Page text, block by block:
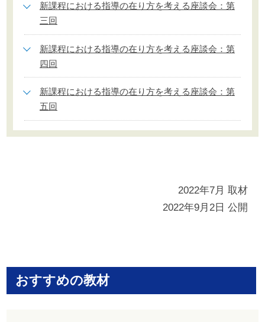
新課程における指導の在り方を考える座談会：第
三回
新課程における指導の在り方を考える座談会：第
四回
新課程における指導の在り方を考える座談会：第
五回
2022年7月 取材
2022年9月2日 公開
おすすめの教材